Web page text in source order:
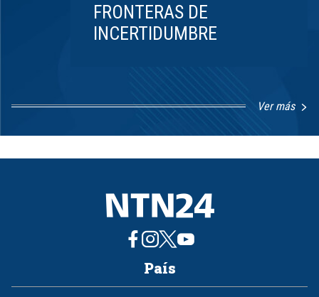
FRONTERAS DE
INCERTIDUMBRE
Ver más
8
País